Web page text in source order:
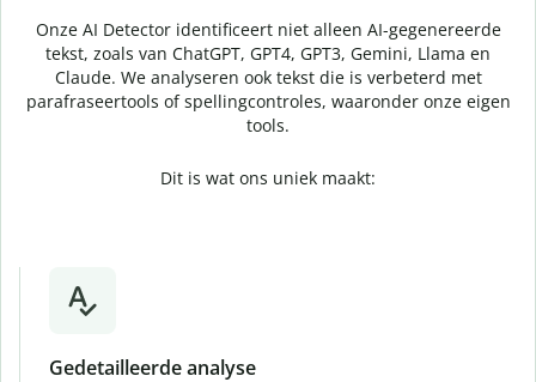
Onze AI Detector identificeert niet alleen AI-gegenereerde
tekst, zoals van ChatGPT, GPT4, GPT3, Gemini, Llama en
Claude. We analyseren ook tekst die is verbeterd met
parafraseertools of spellingcontroles, waaronder onze eigen
tools.
Dit is wat ons uniek maakt:
Gedetailleerde analyse